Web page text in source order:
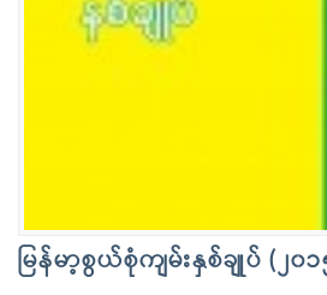
မြန်မာ့စွယ်စုံကျမ်းနှစ်ချုပ် (၂၀